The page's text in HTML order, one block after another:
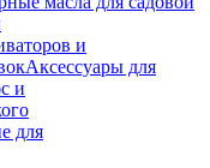
и
Аксессуары для
и
для